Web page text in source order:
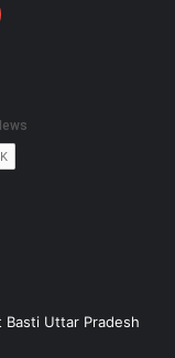
Basti Uttar Pradesh